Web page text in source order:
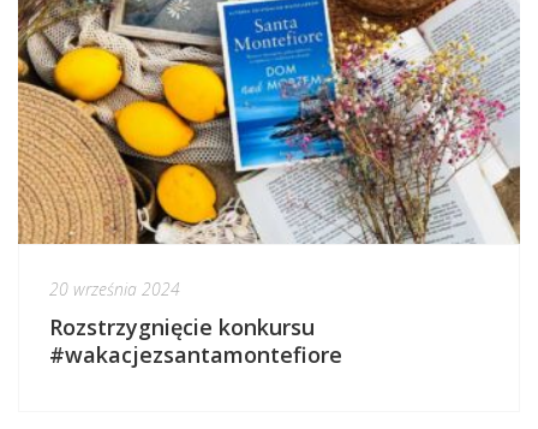
20 września 2024
Rozstrzygnięcie konkursu
#wakacjezsantamontefiore